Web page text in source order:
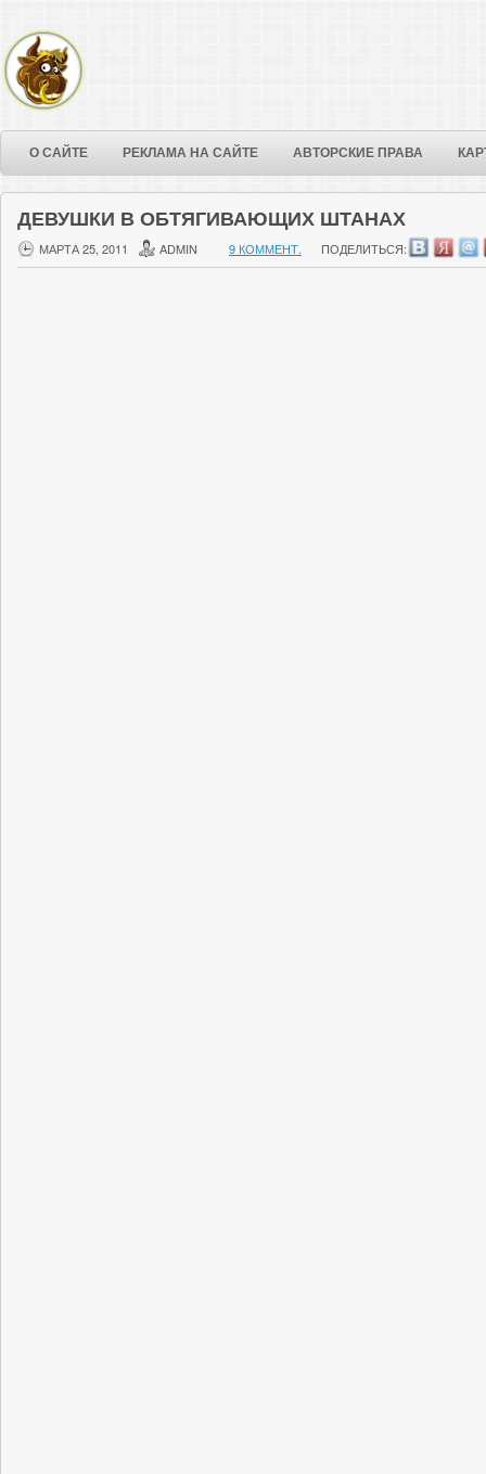
О САЙТЕ РЕКЛАМА НА САЙТЕ АВТОРСКИЕ ПРАВА
ДЕВУШКИ В ОБТЯГИВАЮЩИХ ШТАНАХ
МАРТА 25, 2011 ADMIN 9 КОММЕНТ. ПОДЕЛИТЬСЯ: